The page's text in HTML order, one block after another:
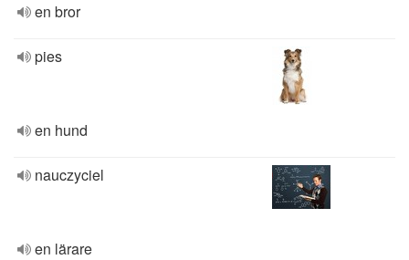
en bror
pies
en hund
nauczyciel
en lärare